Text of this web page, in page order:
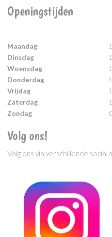
Openingstijden
Maandag
Dinsdag
Woensdag
Donderdag
Vrijdag
Zaterdag
Zondag
Volg ons!
Volg ons via verschillende social